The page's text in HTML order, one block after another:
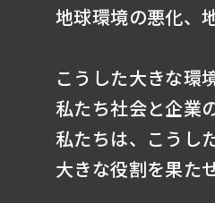
地球環境の悪化、
こうした大きな環
私たち社会と企業
私たちは、こうし
大きな役割を果た